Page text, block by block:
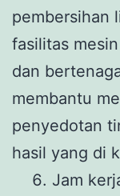
pembersihan
fasilitas
dan
membantu
penyedotan
hasil yang di
Jam